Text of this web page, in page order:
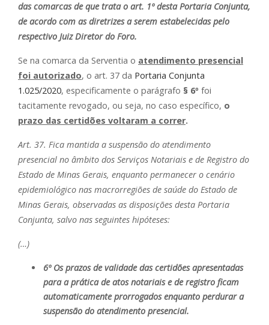
das comarcas de que trata o art. 1º desta Portaria Conjunta,
de acordo com as diretrizes a serem estabelecidas pelo
respectivo Juiz Diretor do Foro.
Se na comarca da Serventia o atendimento presencial
foi autorizado, o art. 37 da Portaria Conjunta
1.025/2020, especificamente o parágrafo § 6º foi
tacitamente revogado, ou seja, no caso específico, o
prazo das certidões voltaram a correr.
Art. 37. Fica mantida a suspensão do atendimento
presencial no âmbito dos Serviços Notariais e de Registro do
Estado de Minas Gerais, enquanto permanecer o cenário
epidemiológico nas macrorregiões de saúde do Estado de
Minas Gerais, observadas as disposições desta Portaria
Conjunta, salvo nas seguintes hipóteses:
(…)
6º Os prazos de validade das certidões apresentadas
para a prática de atos notariais e de registro ficam
automaticamente prorrogados enquanto perdurar a
suspensão do atendimento presencial.